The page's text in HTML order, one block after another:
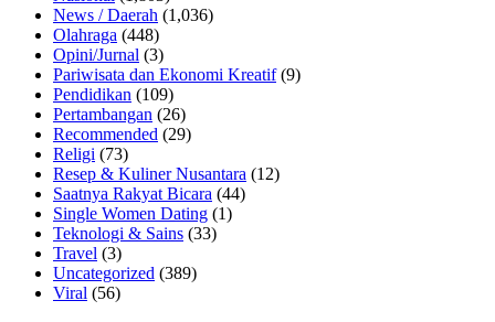
News / Daerah (1,036)
Olahraga (448)
Opini/Jurnal (3)
Pariwisata dan Ekonomi Kreatif(9)
Pendidikan (109)
Pertambangan (26)
Recommended (29)
Religi (73)
Resep & Kuliner Nusantara (12)
Saatnya Rakyat Bicara (44)
Single Women Dating (1)
Teknologi & Sains (33)
Travel (3)
Uncategorized (389)
Viral (56)